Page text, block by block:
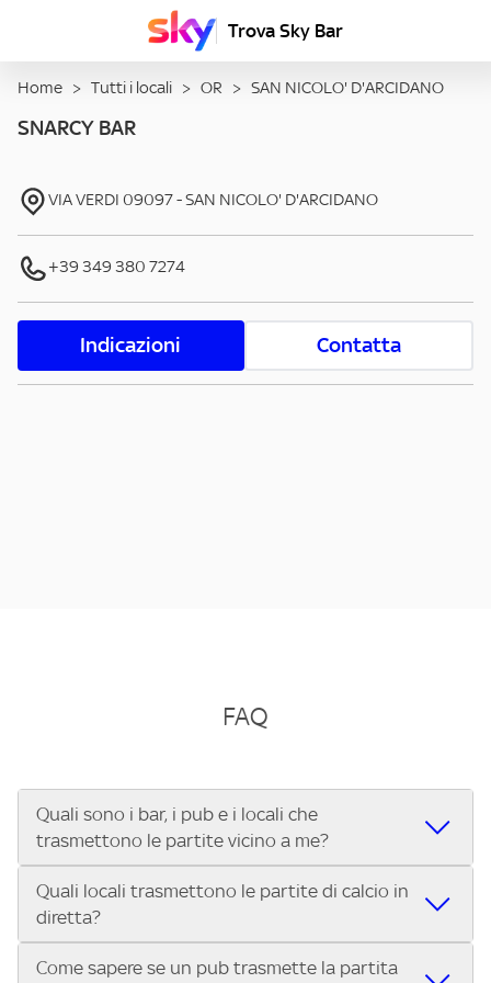
Trova Sky Bar
Home > Tutti i locali > OR > SAN NICOLO' D'ARCIDANO
SNARCY BAR
VIA VERDI 09097-SAN NICOLO' D'ARCIDANO
+39 349 380 7274
Indicazioni Contatta
FAQ
Quali sono i bar, i pub e i locali che
trasmettono le partite vicino a me?
Se cerchi un bar, pub, ristorante o locale vicino a te per
vedere le partite di Serie A ENILIVE, la Serie C Sky Wifi, la
UEFA Champions League, la UEFA Europa League, la UEFA
Conference League, il Tennis, la Formula 1®, la MotoGP™ e
Quali locali trasmettono le partite di calcio in
diretta?
Vuoi sapere quali bar, pub o ristoranti mostrano le partite
Come sapere se un pub trasmette la partita